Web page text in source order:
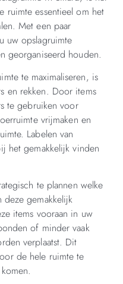
ruimte essentieel om het
Met een paar
uw opslagruimte
georganiseerd houden.
te maximaliseren, is
en rekken. Door items
te gebruiken voor
vrijmaken en
Labelen van
het gemakkelijk vinden
te plannen welke
deze gemakkelijk
items vooraan in uw
of minder vaak
verplaatst. Dit
de hele ruimte te